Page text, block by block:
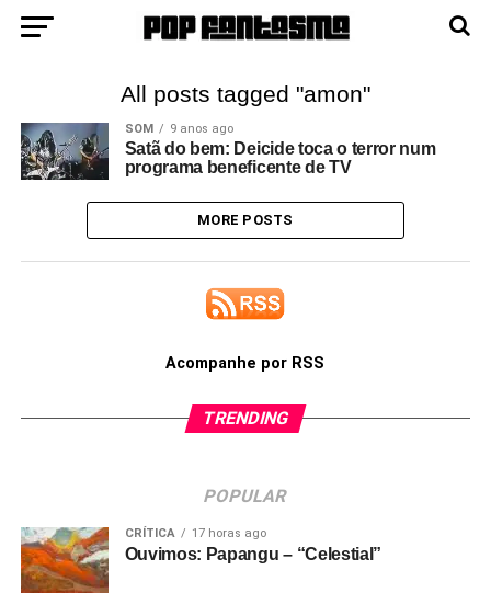
All posts tagged "amon"
SOM 9 anos ago
Satã do bem: Deicide toca o terror num
programa beneficente de TV
MORE POSTS
Acompanhe por RSS
TRENDING
POPULAR
CRÍTICA 17 horas ago
Ouvimos: Papangu – “Celestial”